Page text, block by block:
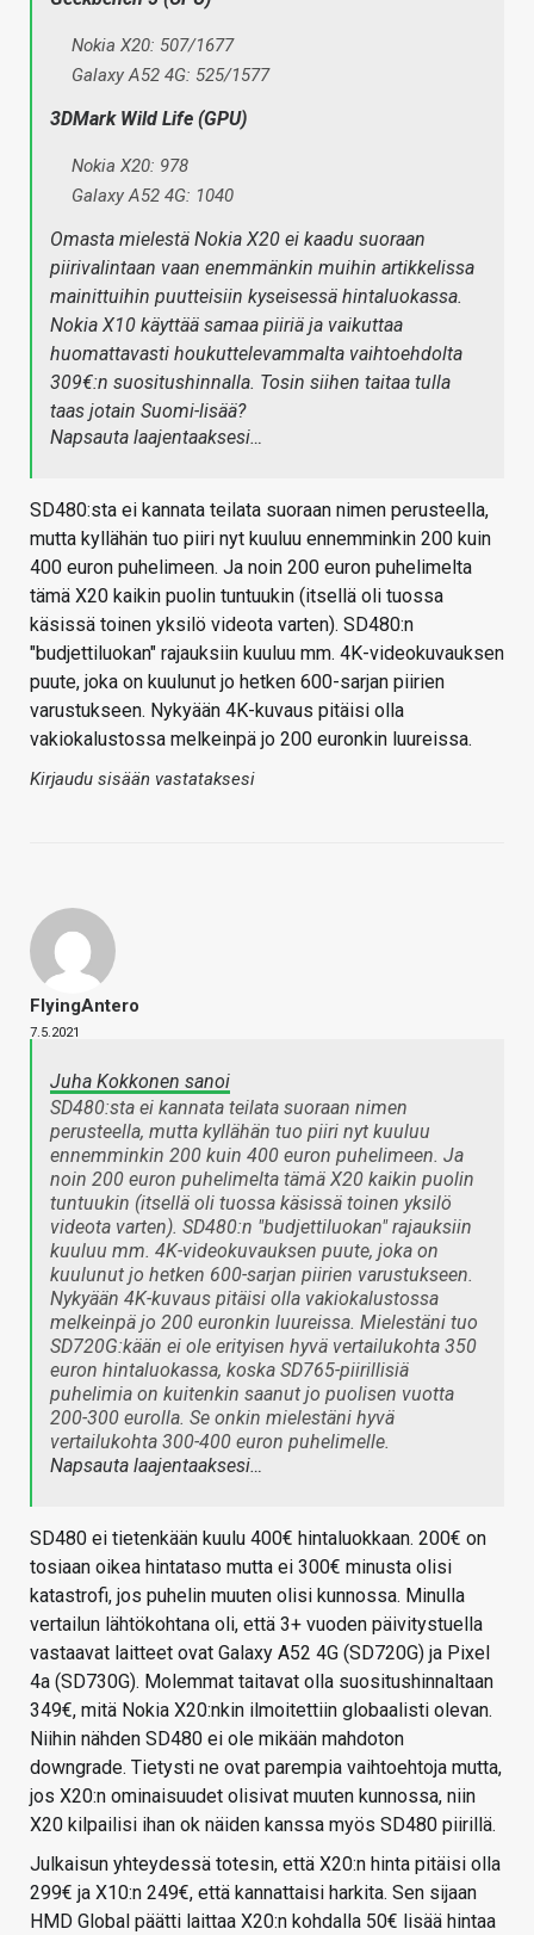
Nokia X20: 507/1677
Galaxy A52 4G: 525/1577
3DMark Wild Life (GPU)
Nokia X20: 978
Galaxy A52 4G: 1040
Omasta mielestä Nokia X20 ei kaadu suoraan
piirivalintaan vaan enemmänkin muihin artikkelissa
mainittuihin puutteisiin kyseisessä hintaluokassa.
Nokia X10 käyttää samaa piiriä ja vaikuttaa
huomattavasti houkuttelevammalta vaihtoehdolta
309€:n suositushinnalla. Tosin siihen taitaa tulla
taas jotain Suomi-lisää?
Napsauta laajentaaksesi…
SD480:sta ei kannata teilata suoraan nimen perusteella,
mutta kyllähän tuo piiri nyt kuuluu ennemminkin 200 kuin
400 euron puhelimeen. Ja noin 200 euron puhelimelta
tämä X20 kaikin puolin tuntuukin (itsellä oli tuossa
käsissä toinen yksilö videota varten). SD480:n
"budjettiluokan" rajauksiin kuuluu mm. 4K-videokuvauksen
puute, joka on kuulunut jo hetken 600-sarjan piirien
varustukseen. Nykyään 4K-kuvaus pitäisi olla
vakiokalustossa melkeinpä jo 200 euronkin luureissa.
Kirjaudu sisään vastataksesi
FlyingAntero
7.5.2021
Juha Kokkonen sanoi
SD480:sta ei kannata teilata suoraan nimen
perusteella, mutta kyllähän tuo piiri nyt kuuluu
ennemminkin 200 kuin 400 euron puhelimeen. Ja
noin 200 euron puhelimelta tämä X20 kaikin puolin
tuntuukin (itsellä oli tuossa käsissä toinen yksilö
videota varten). SD480:n "budjettiluokan" rajauksiin
kuuluu mm. 4K-videokuvauksen puute, joka on
kuulunut jo hetken 600-sarjan piirien varustukseen.
Nykyään 4K-kuvaus pitäisi olla vakiokalustossa
melkeinpä jo 200 euronkin luureissa. Mielestäni tuo
SD720G:kään ei ole erityisen hyvä vertailukohta 350
euron hintaluokassa, koska SD765-piirillisiä
puhelimia on kuitenkin saanut jo puolisen vuotta
200-300 eurolla. Se onkin mielestäni hyvä
vertailukohta 300-400 euron puhelimelle.
Napsauta laajentaaksesi…
SD480 ei tietenkään kuulu 400€ hintaluokkaan. 200€ on
tosiaan oikea hintataso mutta ei 300€ minusta olisi
katastrofi, jos puhelin muuten olisi kunnossa. Minulla
vertailun lähtökohtana oli, että 3+ vuoden päivitystuella
vastaavat laitteet ovat Galaxy A52 4G (SD720G) ja Pixel
4a (SD730G). Molemmat taitavat olla suositushinnaltaan
349€, mitä Nokia X20:nkin ilmoitettiin globaalisti olevan.
Niihin nähden SD480 ei ole mikään mahdoton
downgrade. Tietysti ne ovat parempia vaihtoehtoja mutta,
jos X20:n ominaisuudet olisivat muuten kunnossa, niin
X20 kilpailisi ihan ok näiden kanssa myös SD480 piirillä.
Julkaisun yhteydessä totesin, että X20:n hinta pitäisi olla
299€ ja X10:n 249€, että kannattaisi harkita. Sen sijaan
HMD Global päätti laittaa X20:n kohdalla 50€ lisää hintaa